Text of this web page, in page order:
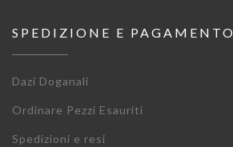
SPEDIZIONE E PAGAMENTO
Dazi Doganali
Ordinare Pezzi Esauriti
Spedizioni e resi